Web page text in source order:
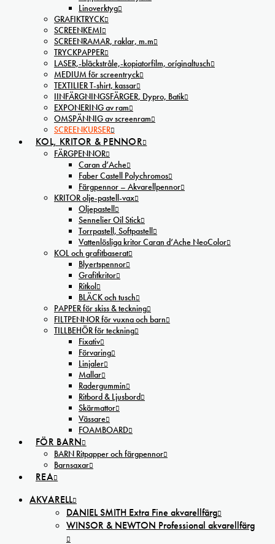
Linoverktyg
GRAFIKTRYCK
SCREENKEMI
SCREENRAMAR, raklar, m.m
TRYCKPAPPER
LASER,-bläckstråle,-kopiatorfilm, oríginaltusch
MEDIUM för screentryck
TEXTILIER T-shirt, kassar
IINFÄRGNINGSFÄRGER, Dypro, Batik
EXPONERING av ram
OMSPÄNNIG av screenram
SCREENKURSER
KOL, KRITOR & PENNOR
FÄRGPENNOR
Caran d’Ache
Faber Castell Polychromos
Färgpennor – Akvarellpennor
KRITOR olje-pastell-vax
Oljepastell
Sennelier Oil Stick
Torrpastell, Softpastell
Vattenlösliga kritor Caran d’Ache NeoColor
KOL och grafitbaserat
Blyertspennor
Grafitkritor
Ritkol
BLÄCK och tusch
PAPPER för skiss & teckning
FILTPENNOR för vuxna och barn
TILLBEHÖR för teckning
Fixativ
Förvaring
Linjaler
Mallar
Radergummin
Ritbord & Ljusbord
Skärmattor
Vässare
FOAMBOARD
FÖR BARN
BARN Ritpapper och färgpennor
Barnsaxar
REA
AKVARELL
DANIEL SMITH Extra Fine akvarellfärg
WINSOR & NEWTON Professional akvarellfärg